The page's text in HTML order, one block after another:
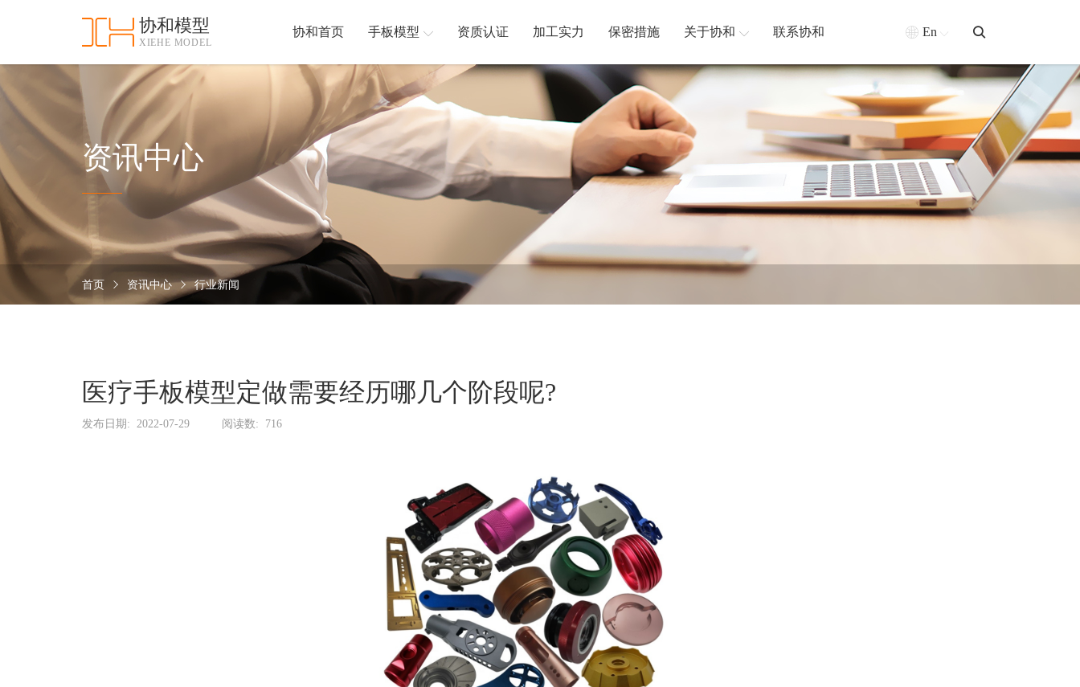
协和模型
XIEHE MODEL
协和首页 手板模型 资质认证 加工实力 保密措施 关于协和 联系协和 En
资讯中心
首页 资讯中心 行业新闻
医疗手板模型定做需要经历哪几个阶段呢?
发布日期: 2022-07-29 阅读数: 716
和
首
页
手
型
资
认
加
实
保
密
施